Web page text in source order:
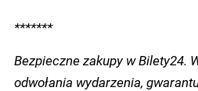
*******
Bezpieczne zakupy w Bilety24.
odwołania wydarzenia,